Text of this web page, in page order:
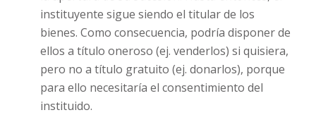
instituyente sigue siendo el titular de los
bienes. Como consecuencia, podría disponer de
ellos a título oneroso (ej. venderlos) si quisiera,
pero no a título gratuito (ej. donarlos), porque
para ello necesitaría el consentimiento del
instituido.